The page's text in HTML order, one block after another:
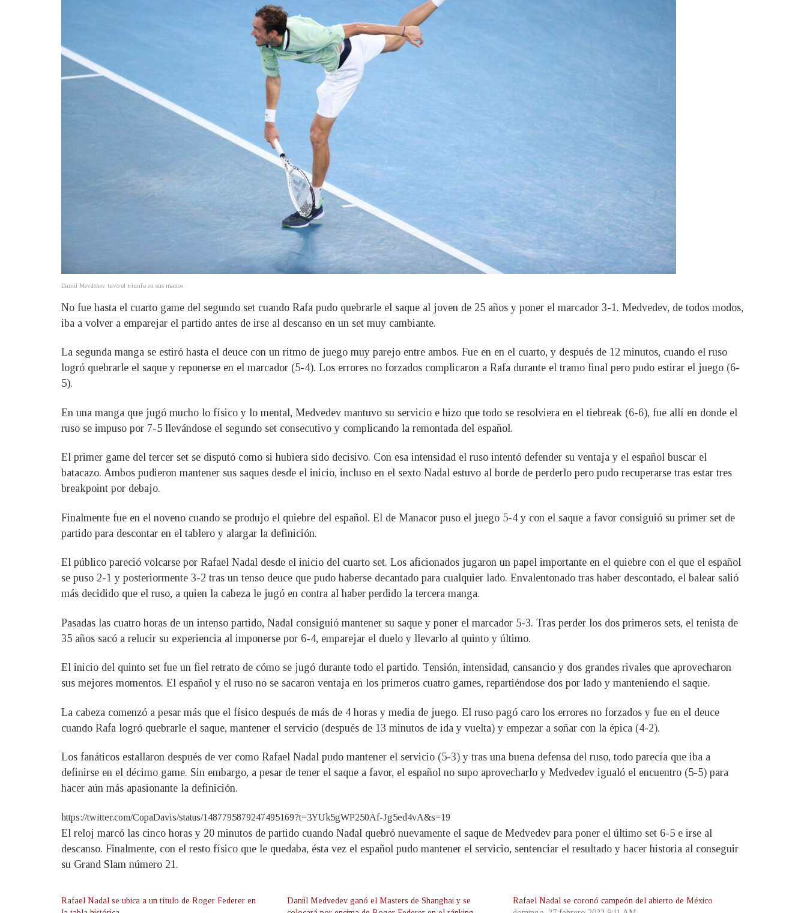
Daniil Mevdenev tuvo el triunfo en sus manos
No fue hasta el cuarto game del segundo set cuando Rafa pudo quebrarle el saque al joven de 25 años y poner el marcador 3-1. Medvedev, de todos modos,
iba a volver a emparejar el partido antes de irse al descanso en un set muy cambiante.
La segunda manga se estiró hasta el deuce con un ritmo de juego muy parejo entre ambos. Fue en en el cuarto, y después de 12 minutos, cuando el ruso
logró quebrarle el saque y reponerse en el marcador (5-4). Los errores no forzados complicaron a Rafa durante el tramo final pero pudo estirar el juego (6-
5).
En una manga que jugó mucho lo físico y lo mental, Medvedev mantuvo su servicio e hizo que todo se resolviera en el tiebreak (6-6), fue allí en donde el
ruso se impuso por 7-5 llevándose el segundo set consecutivo y complicando la remontada del español.
El primer game del tercer set se disputó como si hubiera sido decisivo. Con esa intensidad el ruso intentó defender su ventaja y el español buscar el
batacazo. Ambos pudieron mantener sus saques desde el inicio, incluso en el sexto Nadal estuvo al borde de perderlo pero pudo recuperarse tras estar tres
breakpoint por debajo.
Finalmente fue en el noveno cuando se produjo el quiebre del español. El de Manacor puso el juego 5-4 y con el saque a favor consiguió su primer set de
partido para descontar en el tablero y alargar la definición.
El público pareció volcarse por Rafael Nadal desde el inicio del cuarto set. Los aficionados jugaron un papel importante en el quiebre con el que el español
se puso 2-1 y posteriormente 3-2 tras un tenso deuce que pudo haberse decantado para cualquier lado. Envalentonado tras haber descontado, el balear salió
más decidido que el ruso, a quien la cabeza le jugó en contra al haber perdido la tercera manga.
Pasadas las cuatro horas de un intenso partido, Nadal consiguió mantener su saque y poner el marcador 5-3. Tras perder los dos primeros sets, el tenista de
35 años sacó a relucir su experiencia al imponerse por 6-4, emparejar el duelo y llevarlo al quinto y último.
El inicio del quinto set fue un fiel retrato de cómo se jugó durante todo el partido. Tensión, intensidad, cansancio y dos grandes rivales que aprovecharon
sus mejores momentos. El español y el ruso no se sacaron ventaja en los primeros cuatro games, repartiéndose dos por lado y manteniendo el saque.
La cabeza comenzó a pesar más que el físico después de más de 4 horas y media de juego. El ruso pagó caro los errores no forzados y fue en el deuce
cuando Rafa logró quebrarle el saque, mantener el servicio (después de 13 minutos de ida y vuelta) y empezar a soñar con la épica (4-2).
Los fanáticos estallaron después de ver como Rafael Nadal pudo mantener el servicio (5-3) y tras una buena defensa del ruso, todo parecía que iba a
definirse en el décimo game. Sin embargo, a pesar de tener el saque a favor, el español no supo aprovecharlo y Medvedev igualó el encuentro (5-5) para
hacer aún más apasionante la definición.
https://twitter.com/CopaDavis/status/1487795879247495169?t=3YUk5gWP250Af-Jg5ed4vA&s=19
El reloj marcó las cinco horas y 20 minutos de partido cuando Nadal quebró nuevamente el saque de Medvedev para poner el último set 6-5 e irse al
descanso. Finalmente, con el resto físico que le quedaba, ésta vez el español pudo mantener el servicio, sentenciar el resultado y hacer historia al conseguir
su Grand Slam número 21.
Rafael Nadal se ubica a un título de Roger Federer en
Daniil Medvedev ganó el Masters de Shanghai y se
Rafael Nadal se coronó campeón del abierto de México